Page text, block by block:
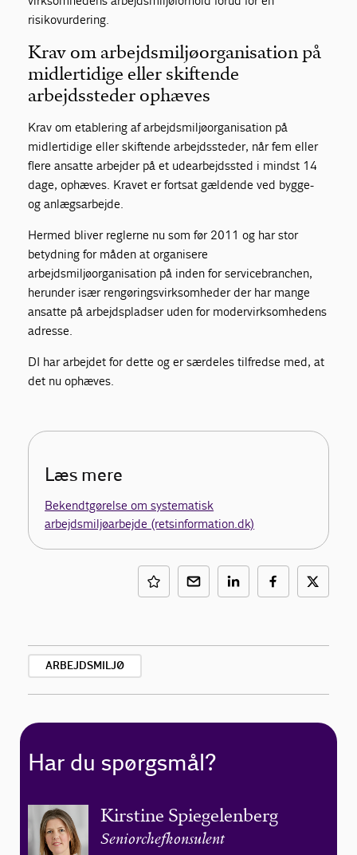
risikovurdering.
Krav om arbejdsmiljøorganisation på
midlertidige eller skiftende
arbejdssteder ophæves
Krav om etablering af arbejdsmiljøorganisation på
midlertidige eller skiftende arbejdssteder, når fem eller
flere ansatte arbejder på et udearbejdssted i mindst 14
dage, ophæves. Kravet er fortsat gældende ved bygge-
og anlægsarbejde.
Hermed bliver reglerne nu som før 2011 og har stor
betydning for måden at organisere
arbejdsmiljøorganisation på inden for servicebranchen,
herunder især rengøringsvirksomheder der har mange
ansatte på arbejdspladser uden for modervirksomhedens
adresse.
DI har arbejdet for dette og er særdeles tilfredse med, at
det nu ophæves.
Læs mere
Bekendtgørelse om systematisk
arbejdsmiljøarbejde (retsinformation.dk)
ARBEJDSMILJØ
Har du spørgsmål?
Kirstine Spiegelenberg
Seniorchefkonsulent